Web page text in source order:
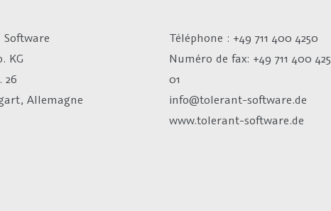
Software
KG
26
Allemagne
Téléphone : +49 711 400 4250
Numéro de fax: +49 711 400 425
01
info@tolerant-software.de
www.tolerant-software.de